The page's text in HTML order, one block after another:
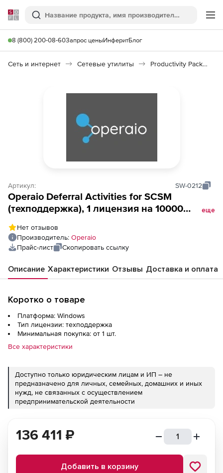
Softline
Поиск
8 (800) 200-08-60Запрос ценыИнферитБлог
Сеть и интернет Сетевые утилиты Productivity Pack for SCSM
Артикул: SW-0212
Operaio Deferral Activities for SCSM
(техподдержка), 1 лицензия на 10000
еще
Нет отзывов
Производитель: Operaio
Прайс-лист
Скопировать ссылку
Описание Характеристики Отзывы Доставка и оплата
Коротко о товаре
Платформа: Windows
Тип лицензии: техподдержка
Минимальная покупка: от 1 шт.
Все характеристики
Доступно только юридическим лицам и ИП – не
предназначено для личных, семейных, домашних и иных
нужд, не связанных с осуществлением
предпринимательской деятельности
136 411 ₽
Добавить в корзину